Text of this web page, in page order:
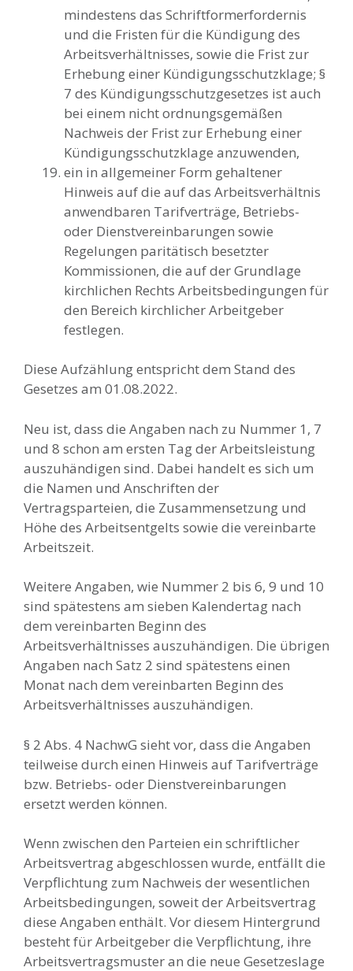
mindestens das Schriftformerfordernis
und die Fristen für die Kündigung des
Arbeitsverhältnisses, sowie die Frist zur
Erhebung einer Kündigungsschutzklage; §
7 des Kündigungsschutzgesetzes ist auch
bei einem nicht ordnungsgemäßen
Nachweis der Frist zur Erhebung einer
Kündigungsschutzklage anzuwenden,
ein in allgemeiner Form gehaltener
Hinweis auf die auf das Arbeitsverhältnis
anwendbaren Tarifverträge, Betriebs-
oder Dienstvereinbarungen sowie
Regelungen paritätisch besetzter
Kommissionen, die auf der Grundlage
kirchlichen Rechts Arbeitsbedingungen für
den Bereich kirchlicher Arbeitgeber
festlegen.
Diese Aufzählung entspricht dem Stand des
Gesetzes am 01.08.2022.
Neu ist, dass die Angaben nach zu Nummer 1, 7
und 8 schon am ersten Tag der Arbeitsleistung
auszuhändigen sind. Dabei handelt es sich um
die Namen und Anschriften der
Vertragsparteien, die Zusammensetzung und
Höhe des Arbeitsentgelts sowie die vereinbarte
Arbeitszeit.
Weitere Angaben, wie Nummer 2 bis 6, 9 und 10
sind spätestens am sieben Kalendertag nach
dem vereinbarten Beginn des
Arbeitsverhältnisses auszuhändigen. Die übrigen
Angaben nach Satz 2 sind spätestens einen
Monat nach dem vereinbarten Beginn des
Arbeitsverhältnisses auszuhändigen.
§ 2 Abs. 4 NachwG sieht vor, dass die Angaben
teilweise durch einen Hinweis auf Tarifverträge
bzw. Betriebs- oder Dienstvereinbarungen
ersetzt werden können.
Wenn zwischen den Parteien ein schriftlicher
Arbeitsvertrag abgeschlossen wurde, entfällt die
Verpflichtung zum Nachweis der wesentlichen
Arbeitsbedingungen, soweit der Arbeitsvertrag
diese Angaben enthält. Vor diesem Hintergrund
besteht für Arbeitgeber die Verpflichtung, ihre
Arbeitsvertragsmuster an die neue Gesetzeslage